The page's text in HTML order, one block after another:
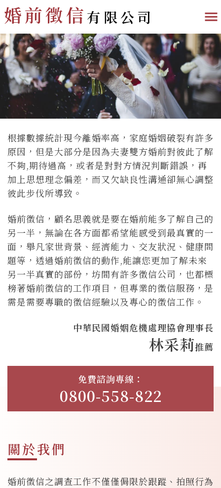
婚前徵信 有限公司
根據數據統計現今離婚率高，家庭婚姻破裂有許多
原因，但是大部分是因為夫妻雙方婚前對彼此了解
不夠,期待過高，或者是對對方情況判斷錯誤，再
加上思想理念偏差，而又欠缺良性溝通卻無心調整
彼此步伐所導致。
婚前徵信，顧名思義就是要在婚前能多了解自己的
另一半，無論在各方面都希望能感受到最真實的一
面，舉凡家世背景、經濟能力、交友狀況、健康問
題等，透過婚前徵信的動作,能讓您更加了解未來
另一半真實的部份，坊間有許多徵信公司，也都標
榜著婚前徵信的工作項目，但專業的徵信服務，是
需是需要專職的徵信經驗以及專心的徵信工作。
免費諮詢專線：
0800-558-822
中華民國婚姻危機處理協會理事長
林采莉推薦
關於我們
婚前徵信之調查工作不僅僅侷限於跟蹤、拍照行為